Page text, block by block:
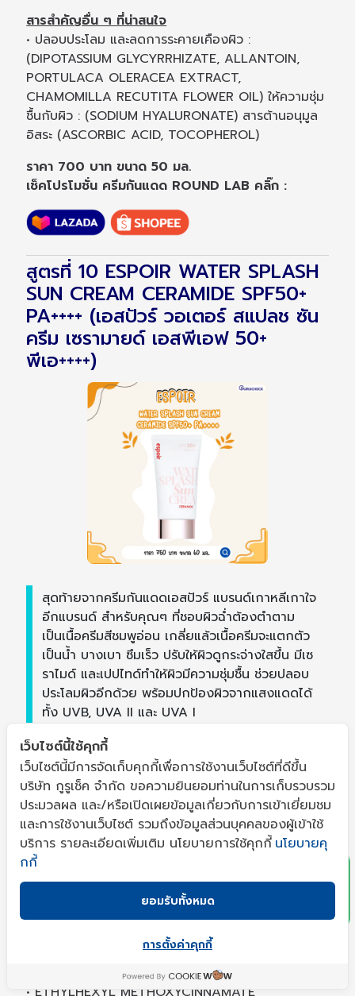
x
สารสำคัญอื่น ๆ ที่น่าสนใจ
• ปลอบประโลม และลดการระคายเคืองผิว :
(DIPOTASSIUM GLYCYRRHIZATE, ALLANTOIN,
PORTULACA OLERACEA EXTRACT,
CHAMOMILLA RECUTITA FLOWER OIL) ให้ความชุ่ม
ชื้นกับผิว : (SODIUM HYALURONATE) สารต้านอนุมูล
อิสระ (ASCORBIC ACID, TOCOPHEROL)
ราคา 700 บาท ขนาด 50 มล.
เช็คโปรโมชั่น ครีมกันแดด ROUND LAB คลิ๊ก :
สูตรที่ 10 ESPOIR WATER SPLASH
SUN CREAM CERAMIDE SPF50+
PA++++ (เอสปัวร์ วอเตอร์ สแปลช ซัน
ครีม เซรามายด์ เอสพีเอฟ 50+
พีเอ++++)
สุดท้ายจากครีมกันแดดเอสปัวร์ แบรนด์เกาหลีเกาใจ
อีกแบรนด์ สำหรับคุณๆ ที่ชอบผิวฉ่ำต้องตำตาม
เป็นเนื้อครีมสีชมพูอ่อน เกลี่ยแล้วเนื้อครีมจะแตกตัว
เป็นน้ำ บางเบา ซึมเร็ว ปรับให้ผิวดูกระจ่างใสขึ้น มีเซ
ราไมด์ และเปปไทด์ทำให้ผิวมีความชุ่มชื้น ช่วยปลอบ
ประโลมผิวอีกด้วย พร้อมปกป้องผิวจากแสงแดดได้
ทั้ง UVB, UVA II และ UVA I
สารสำคัญหลักในกันแดด ESPOIR
•CERAMIDE NPเสริมเกราะป้องกันให้ผิวแข็งแรง และ
ให้ความชุ่มชื้น
•ACETYL TETRAPEPTIDE-5ลดโอกาสการเกิด
กลไก GLYCATION ของผิวบริเวณรอบดวงตา
(GLYCATION คือการกินน้ำตาล + โปรตีนหรือไขมันใน
ปริมาณที่มากเกินไป เกิดสารที่ชื่อว่า AGES หรือสารเร่ง
UV FILTER
สารกันแดด PHYSICAL SUNSCREEN 1 ตัว
• TITANIUM DIOXIDE
สารกันแดด CHEMICAL SUNSCREEN 3 ตัว
• ETHYLHEXYL METHOXYCINNAMATE
เว็บไซต์นี้ใช้คุกกี้
เว็บไซต์นี้มีการจัดเก็บคุกกี้เพื่อการใช้งานเว็บไซต์ที่ดีขึ้น
บริษัท กูรูเช็ค จำกัด ขอความยินยอมท่านในการเก็บรวบรวม
ประมวลผล และ/หรือเปิดเผยข้อมูลเกี่ยวกับการเข้าเยี่ยมชม
และการใช้งานเว็บไซต์ รวมถึงข้อมูลส่วนบุคคลของผู้เข้าใช้
บริการ รายละเอียดเพิ่มเติม นโยบายการใช้คุกกี้ นโยบายคุ
กกี้
ยอมรับทั้งหมด
การตั้งค่าคุกกี้